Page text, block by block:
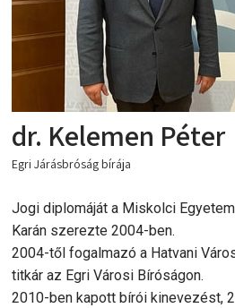
dr. Kelemen Péter
Egri Járásbróság bírája
Jogi diplomáját a Miskolci
Karán szerezte 2004-ben.
2004-től fogalmazó a Hatvani
titkár az Egri Városi Bíróságon.
2010-ben kapott bírói kinevezést,